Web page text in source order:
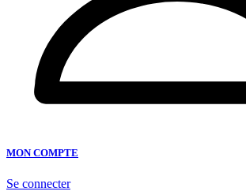
MON COMPTE
Se connecter